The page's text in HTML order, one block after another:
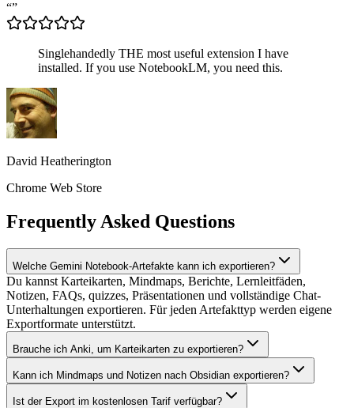
“”
Singlehandedly THE most useful extension I have
installed. If you use NotebookLM, you need this.
David Heatherington
Chrome Web Store
Frequently Asked Questions
Welche Gemini Notebook-Artefakte kann ich exportieren?
Du kannst Karteikarten, Mindmaps, Berichte, Lernleitfäden,
Notizen, FAQs, quizzes, Präsentationen und vollständige Chat-
Unterhaltungen exportieren. Für jeden Artefakttyp werden eigene
Exportformate unterstützt.
Brauche ich Anki, um Karteikarten zu exportieren?
Kann ich Mindmaps und Notizen nach Obsidian exportieren?
Ist der Export im kostenlosen Tarif verfügbar?